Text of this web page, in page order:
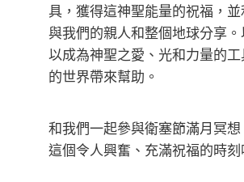
具，獲得這神聖能量的祝福，
與我們的親人和整個地球分享
以成為神聖之愛、光和力量的
的世界帶來幫助。
和我們一起參與衛塞節滿月冥
這個令人興奮、充滿祝福的時刻